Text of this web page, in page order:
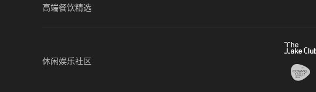
高端餐饮精选
休闲娱乐社区